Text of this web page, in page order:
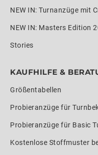
NEW IN: Turnanzüge mit
NEW IN: Masters Edition
Stories
KAUFHILFE &
Größentabellen
Probieranzüge für
Probieranzüge für Basic
Kostenlose Stoffmuster